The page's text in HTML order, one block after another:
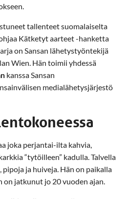
tallenteet suomalaiselta
Kätketyt aarteet -hanketta
on Sansan lähetystyöntekijä
Wien. Hän toimii yhdessä
kanssa Sansan
medialähetysjärjestö
joka perjantai-ilta kahvia,
“tytöilleen” kadulla. Talvella
ja huiveja. Hän on paikalla
on jatkunut jo 20 vuoden ajan.